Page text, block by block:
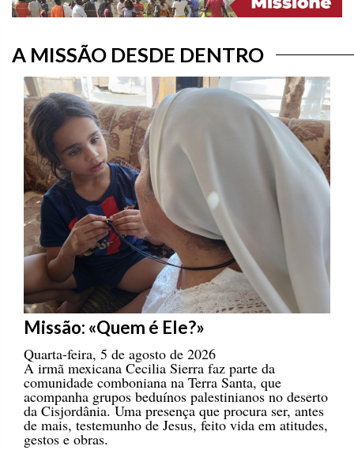
A MISSÃO DESDE DENTRO
Missão: «Quem é Ele?»
Quarta-feira, 5 de agosto de 2026
A irmã mexicana Cecilia Sierra faz parte da
comunidade comboniana na Terra Santa, que
acompanha grupos beduínos palestinianos no deserto
da Cisjordânia. Uma presença que procura ser, antes
de mais, testemunho de Jesus, feito vida em atitudes,
gestos e obras.